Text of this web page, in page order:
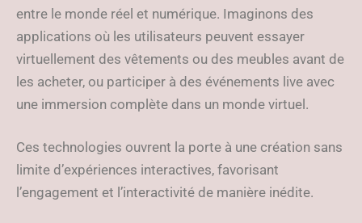
entre le monde réel et numérique. Imaginons des
applications où les utilisateurs peuvent essayer
virtuellement des vêtements ou des meubles avant de
les acheter, ou participer à des événements live avec
une immersion complète dans un monde virtuel.
Ces technologies ouvrent la porte à une création sans
limite d’expériences interactives, favorisant
l’engagement et l’interactivité de manière inédite.